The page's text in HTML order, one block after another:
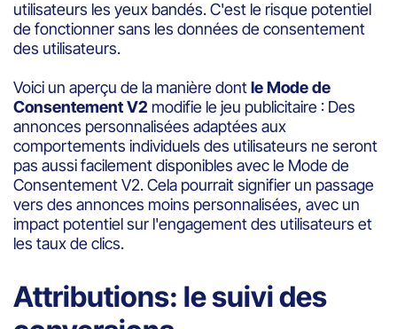
utilisateurs les yeux bandés. C'est le risque potentiel
de fonctionner sans les données de consentement
des utilisateurs.
Voici un aperçu de la manière dontle Mode de
Consentement V2 modifie le jeu publicitaire : Des
annonces personnalisées adaptées aux
comportements individuels des utilisateurs ne seront
pas aussi facilement disponibles avec le Mode de
Consentement V2. Cela pourrait signifier un passage
vers des annonces moins personnalisées, avec un
impact potentiel sur l'engagement des utilisateurs et
les taux de clics.
Attributions: le suivi des